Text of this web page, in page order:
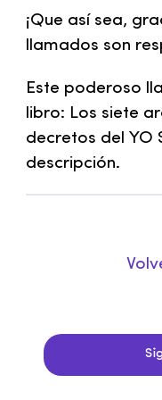
¡Que así sea,
llamados son
Este poderoso
libro: Los siete
decretos del YO
descripción.